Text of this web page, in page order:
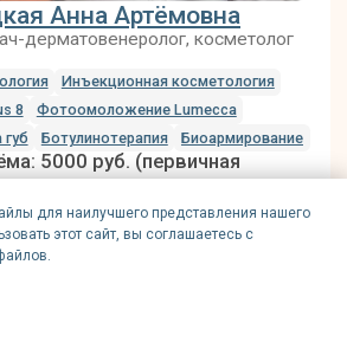
для наилучшего представления нашего
этот сайт, вы соглашаетесь с